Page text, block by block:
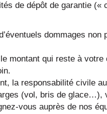
de dépôt de garantie
dommages
montant qui reste à
la responsabilité civile
(vol, bris de
vous auprès de nos